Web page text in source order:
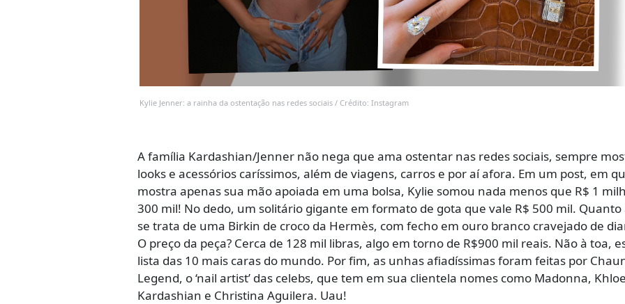
Kylie Jenner: a rainha da ostentação nas redes sociais / Crédito: Instagram
A família Kardashian/Jenner não nega que ama ostentar nas redes sociais, sempre
looks e acessórios caríssimos, além de viagens, carros e por aí afora. Em um post, em
mostra apenas sua mão apoiada em uma bolsa, Kylie somou nada menos que R$ 1
300 mil! No dedo, um solitário gigante em formato de gota que vale R$ 500 mil. Quanto
se trata de uma Birkin de croco da Hermès, com fecho em ouro branco cravejado de
O preço da peça? Cerca de 128 mil libras, algo em torno de R$900 mil reais. Não à toa,
lista das 10 mais caras do mundo. Por fim, as unhas afiadíssimas foram feitas por
Legend, o ‘nail artist’ das celebs, que tem em sua clientela nomes como Madonna,
Kardashian e Christina Aguilera. Uau!